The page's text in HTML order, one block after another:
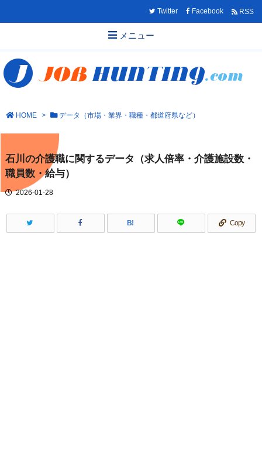
メニュー
Twitter Facebook RSS
HOME > データ（市場・業界・職種・都道府県など）
石川の介護職に関するデータ（求人倍率・介護施設数・
職員数・給与）
2026-01-28
B! Copy